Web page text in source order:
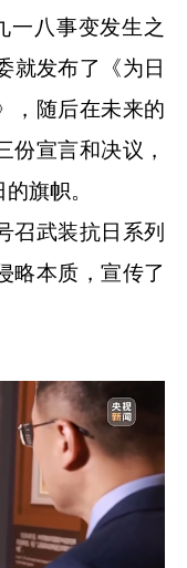
八事变发生之
就发布了《为日
，随后在未来的
份宣言和决议，
旗帜。
武装抗日系列
略本质，宣传了